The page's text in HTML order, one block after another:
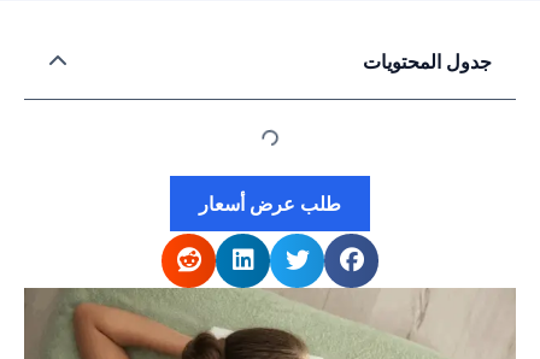
جدول المحتويات
طلب عرض أسعار